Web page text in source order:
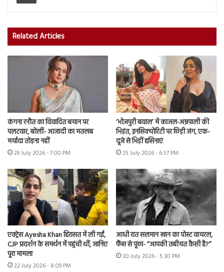
Related Articles
कंगना रनौत का विवादित बयान पर
पलटवार, बोलीं- आजादी का मतलब
मर्यादा तोड़ना नहीं
29 July 2026 - 7:00 PM
‘भोजपुरी बवाल’ में काजल-अम्रपाली की
भिड़ंत, इनसिक्योरिटी पर छिड़ी जंग, एक-
दूजे से भिड़ीं हसिनाएं
25 July 2026 - 6:57 PM
एक्ट्रेस Ayesha Khan हिरासत में ली गईं,
CJP प्रदर्शन के समर्थन में पहुंची थीं, जानिए
पूरा मामला
22 July 2026 - 8:09 PM
आधी रात सलमान खान का पोस्ट वायरल,
फैंस से पूछा- “आपकी तबीयत कैसी है?”
20 July 2026 - 5:30 PM